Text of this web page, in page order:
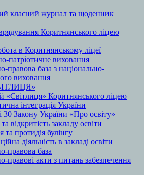
класний журнал та щоденник
Коритнянського ліцею
в Коритнянському ліцеї
патріотичне виховання
правова база з національно-
виховання
«Світлиця» Коритнянського ліцею
інтеграція України
30 Закону України «Про освіту»
відкритість закладу освіти
та протидія булінгу
діяльність в закладі освіти
правова база
правові акти з питань забезпечення